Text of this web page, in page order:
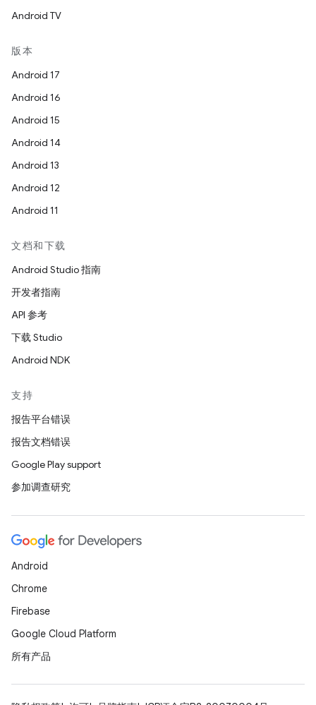
Android TV
版本
Android 17
Android 16
Android 15
Android 14
Android 13
Android 12
Android 11
文档和下载
Android Studio 指南
开发者指南
API 参考
下载 Studio
Android NDK
支持
报告平台错误
报告文档错误
Google Play support
参加调查研究
Android
Chrome
Firebase
Google Cloud Platform
所有产品